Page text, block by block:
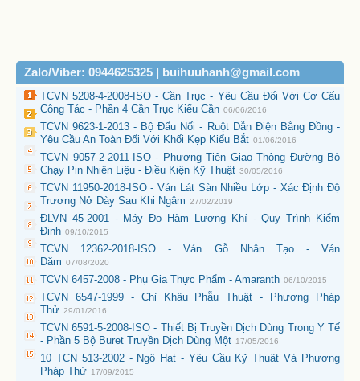
Zalo/Viber: 0944625325 | buihuuhanh@gmail.com
TCVN 5208-4-2008-ISO - Cần Trục - Yêu Cầu Đối Với Cơ Cấu
Công Tác - Phần 4 Cần Trục Kiểu Cần 06/06/2016
TCVN 9623-1-2013 - Bộ Đấu Nối - Ruột Dẫn Điện Bằng Đồng -
Yêu Cầu An Toàn Đối Với Khối Kẹp Kiểu Bắt 01/06/2016
TCVN 9057-2-2011-ISO - Phương Tiện Giao Thông Đường Bộ
Chạy Pin Nhiên Liệu - Điều Kiện Kỹ Thuật 30/05/2016
TCVN 11950-2018-ISO - Ván Lát Sàn Nhiều Lớp - Xác Định Độ
Trương Nở Dày Sau Khi Ngâm 27/02/2019
ĐLVN 45-2001 - Máy Đo Hàm Lượng Khí - Quy Trình Kiểm
Định 09/10/2015
TCVN 12362-2018-ISO - Ván Gỗ Nhân Tạo - Ván
Dăm 07/08/2020
TCVN 6457-2008 - Phụ Gia Thực Phẩm - Amaranth 06/10/2015
TCVN 6547-1999 - Chỉ Khâu Phẫu Thuật - Phương Pháp
Thử 29/01/2016
TCVN 6591-5-2008-ISO - Thiết Bị Truyền Dịch Dùng Trong Y Tế
- Phần 5 Bộ Buret Truyền Dịch Dùng Một 17/05/2016
10 TCN 513-2002 - Ngô Hạt - Yêu Cầu Kỹ Thuật Và Phương
Pháp Thử 17/09/2015